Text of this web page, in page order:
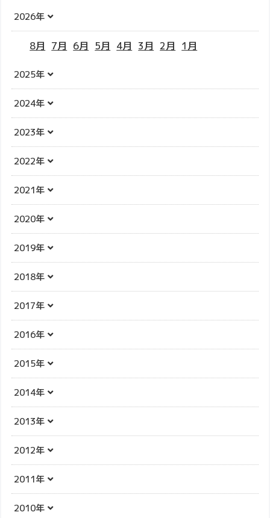
2026年
8月 7月 6月 5月 4月 3月 2月 1月
2025年
2024年
2023年
2022年
2021年
2020年
2019年
2018年
2017年
2016年
2015年
2014年
2013年
2012年
2011年
2010年